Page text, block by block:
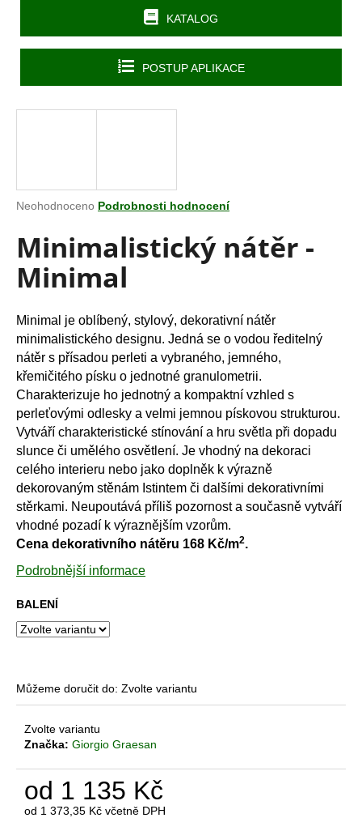
Průměrné
produktu
je
0,0
hvězdiček.
Neohodnoceno Podrobnosti hodnocení
Minimalistický nátěr -
Minimal
Minimal je oblíbený, stylový, dekorativní nátěr
minimalistického designu. Jedná se o vodou ředitelný
nátěr s přísadou perleti a vybraného, jemného,
křemičitého písku o jednotné granulometrii.
Charakterizuje ho jednotný a kompaktní vzhled s
perleťovými odlesky a velmi jemnou pískovou strukturou.
Vytváří charakteristické stínování a hru světla při dopadu
slunce či umělého osvětlení. Je vhodný na dekoraci
celého interieru nebo jako doplněk k výrazně
dekorovaným stěnám Istintem či dalšími dekorativními
stěrkami. Neupoutává příliš pozornost a současně vytváří
vhodné pozadí k výraznějším vzorům.
Cena dekorativního nátěru 168 Kč/m2.
Podrobnější informace
BALENÍ
Můžeme doručit do: Zvolte variantu
Zvolte variantu
Značka: Giorgio Graesan
od 1 135 Kč
od 1 373,35 Kč včetně DPH
KATALOG
POSTUP APLIKACE
j
t
?
HLEDAT
D
o
p
o
r
u
č
u
j
e
m
e
PŘÍRODNÍ
CIHLOVÁ
ZEĎ
-
1
Kč